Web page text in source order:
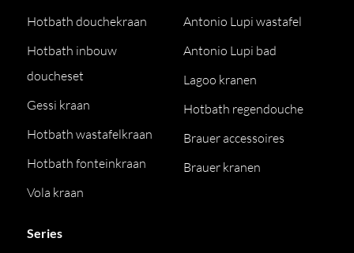
Hotbath douchekraan
Hotbath inbouw
doucheset
Gessi kraan
Hotbath wastafelkraan
Hotbath fonteinkraan
Vola kraan
Antonio Lupi wastafel
Antonio Lupi bad
Lagoo kranen
Hotbath regendouche
Brauer accessoires
Brauer kranen
Series